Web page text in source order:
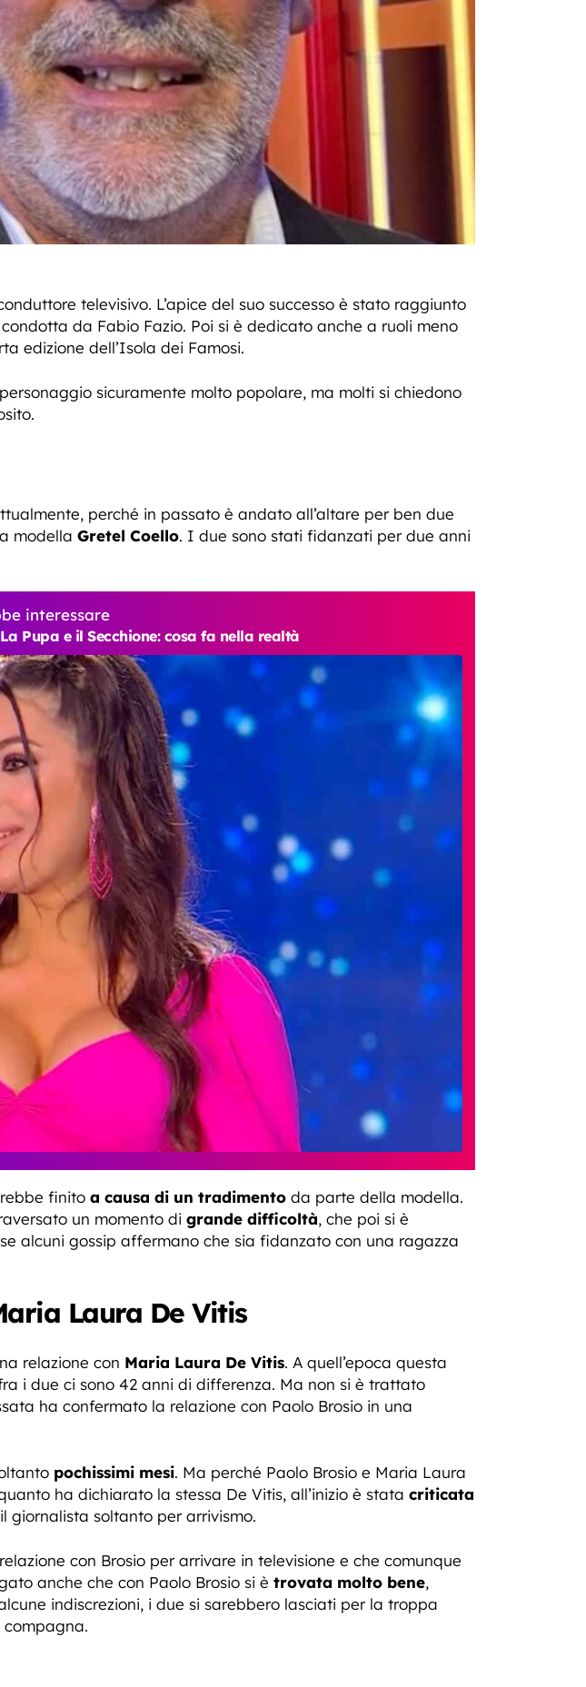
televisivo. L’apice del suo successo è stato raggiunto
da Fabio Fazio. Poi si è dedicato anche a ruoli meno
edizione dell’Isola dei Famosi.
sicuramente molto popolare, ma molti si chiedono
perché in passato è andato all’altare per ben due
modella Gretel Coello. I due sono stati fidanzati per due anni
interessare
Pupa e il Secchione: cosa fa nella realtà
finito a causa di un tradimento da parte della modella.
un momento di grande difficoltà, che poi si è
alcuni gossip affermano che sia fidanzato con una ragazza
Laura De Vitis
relazione con Maria Laura De Vitis. A quell’epoca questa
i due ci sono 42 anni di differenza. Ma non si è trattato
ha confermato la relazione con Paolo Brosio in una
pochissimi mesi. Ma perché Paolo Brosio e Maria Laura
ha dichiarato la stessa De Vitis, all’inizio è stata criticata
giornalista soltanto per arrivismo.
con Brosio per arrivare in televisione e che comunque
anche che con Paolo Brosio si è trovata molto bene,
indiscrezioni, i due si sarebbero lasciati per la troppa